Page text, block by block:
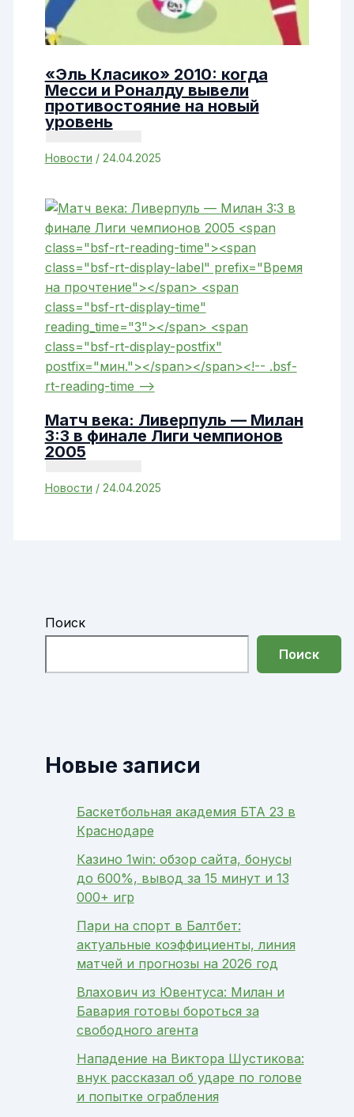
«Эль Класико» 2010: когда
Месси и Роналду вывели
противостояние на новый
уровень
Новости / 24.04.2025
Матч века: Ливерпуль — Милан
3:3 в финале Лиги чемпионов
2005
Новости / 24.04.2025
Поиск
Поиск
Новые записи
Баскетбольная академия БТА 23 в
Краснодаре
Казино 1win: обзор сайта, бонусы
до 600%, вывод за 15 минут и 13
000+ игр
Пари на спорт в Балтбет:
актуальные коэффициенты, линия
матчей и прогнозы на 2026 год
Влахович из Ювентуса: Милан и
Бавария готовы бороться за
свободного агента
Нападение на Виктора Шустикова:
внук рассказал об ударе по голове
и попытке ограбления